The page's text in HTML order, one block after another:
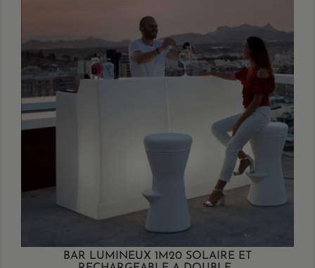
BAR LUMINEUX 1M20 SOLAIRE ET